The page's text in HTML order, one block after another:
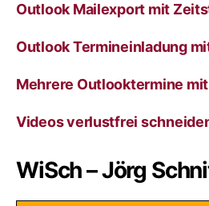
Outlook Mailexport mit
Outlook Termineinladung
Mehrere Outlooktermine
Videos verlustfrei
WiSch – Jörg